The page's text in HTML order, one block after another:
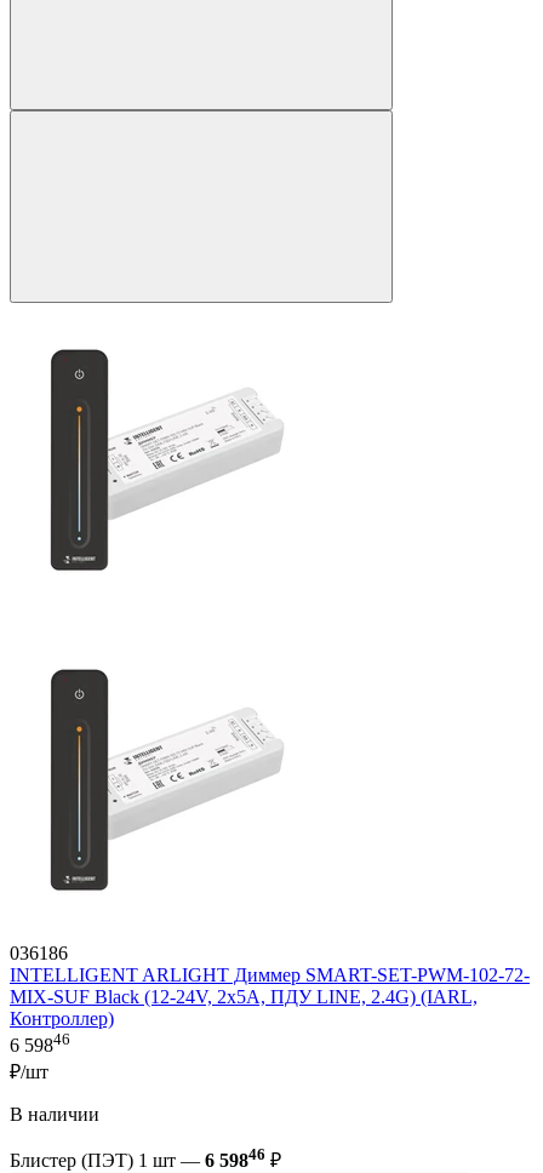
036186
INTELLIGENT ARLIGHT Диммер SMART-SET-PWM-102-72-
MIX-SUF Black (12-24V, 2x5A, ПДУ LINE, 2.4G) (IARL,
Контроллер)
6 59846
₽/шт
В наличии
Блистер (ПЭТ) 1 шт — 6 59846 ₽